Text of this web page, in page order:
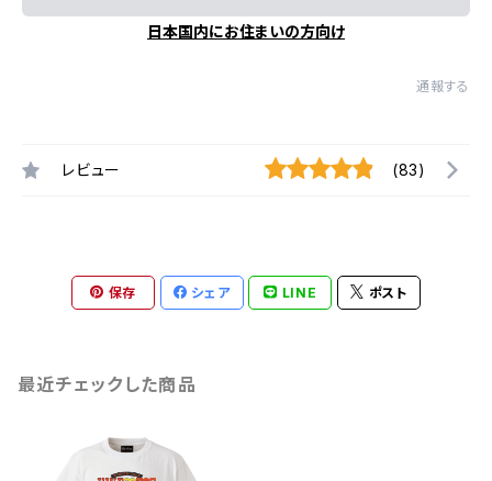
日本国内にお住まいの方向け
通報する
レビュー (83)
保存 シェア LINE ポスト
最近チェックした商品